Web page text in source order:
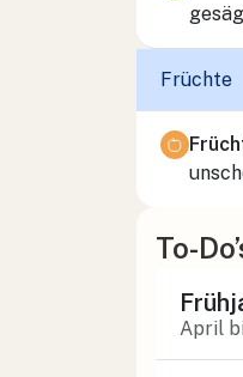
Früchte
To-
April